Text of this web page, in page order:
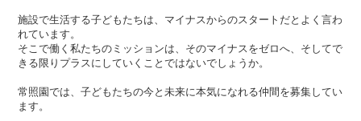
施設で生活する子どもたちは、マイナスからのスタートだとよく言わ
れています。
そこで働く私たちのミッションは、そのマイナスをゼロへ、そしてで
きる限りプラスにしていくことではないでしょうか。
常照園では、子どもたちの今と未来に本気になれる仲間を募集してい
ます。